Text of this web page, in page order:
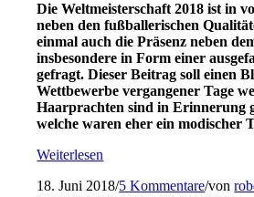
Die Weltmeisterschaft 2018 ist in
neben den fußballerischen
einmal auch die Präsenz neben
insbesondere in Form einer
gefragt. Dieser Beitrag soll einen
Wettbewerbe vergangener Tage
Haarprachten sind in Erinnerung
welche waren eher ein modischer
Weiterlesen
18. Juni 2018/5 Kommentare/von